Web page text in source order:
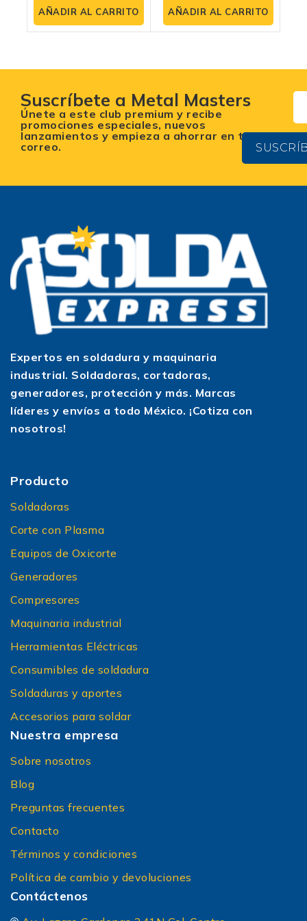
de
5
AÑADIR AL CARRITO
de
5
AÑADIR AL CARRITO
Suscríbete a Metal Masters
Únete a este club premium y recibe
promociones especiales, nuevos
lanzamientos y empieza a ahorrar en tu
correo.
Expertos en soldadura y maquinaria
industrial. Soldadoras, cortadoras,
generadores, protección y más. Marcas
líderes y envíos a todo México. ¡Cotiza con
nosotros!
Producto
Soldadoras
Corte con Plasma
Equipos de Oxicorte
Generadores
Compresores
Maquinaria industrial
Herramientas Eléctricas
Consumibles de soldadura
Soldaduras y aportes
Accesorios para soldar
Nuestra empresa
Sobre nosotros
Blog
Preguntas frecuentes
Contacto
Términos y condiciones
Política de cambio y devoluciones
Contáctenos